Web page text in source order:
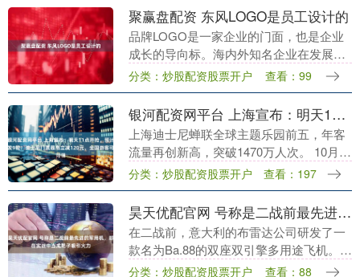
聚赢盘配资 东风LOGO是员工设计的
品牌LOGO是一家企业的门面，也是企业
成长的导向标。海内外知名企业在发展过
程中，无一不经历过品牌LOGO从无到有
以及调整变化的过程，品牌LOGO背后的
故事也可谓....
分类：炒股配资股票开户 查看：99
银河配资网平台 上海宣布：明天11点开抢，预计连发9轮！迪士尼门票最高立减120元，全国游客可领
上海迪士尼蝉联全球主题乐园前五，年客
流量再创新高，突破1470万人次。 10月30
日， 记者从上海国际旅游度假区了解到，
第二轮“梦享券”首期将于 10月31日....
分类：炒股配资股票开户 查看：197
昊天优配官网 号称是二战前最先进的军用机，却在实战中当成靶子吸引火力
在二战前，意大利的布雷达公司研发了一
款名为Ba.88的双座双引擎多用途飞机。该
飞机于1937年首次公开亮相，当时意大利
分类：炒股配资股票开户 查看：88